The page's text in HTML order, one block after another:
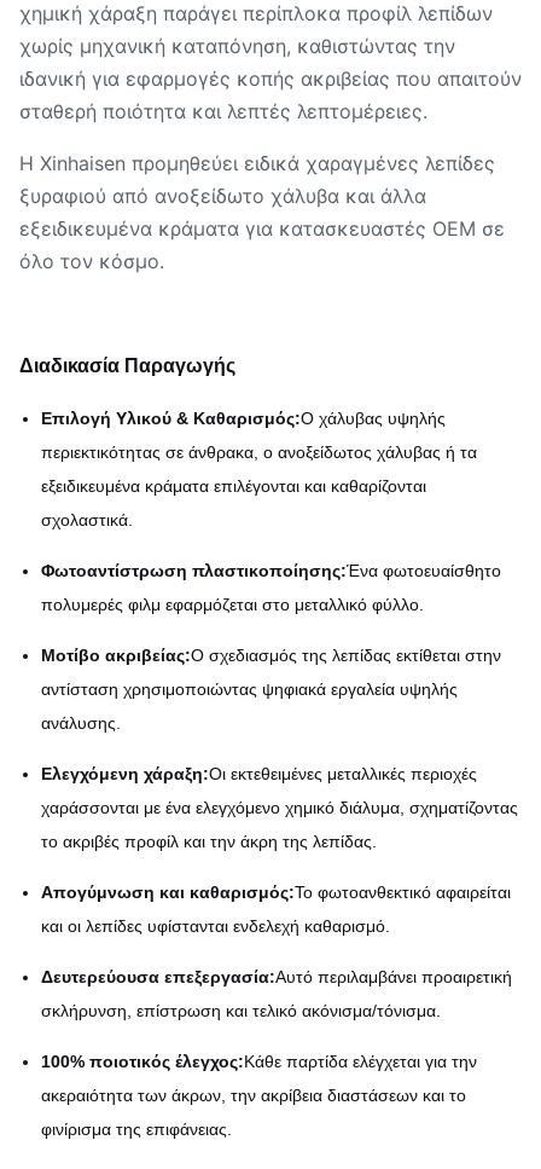
χημική χάραξη παράγει περίπλοκα προφίλ λεπίδων
χωρίς μηχανική καταπόνηση, καθιστώντας την
ιδανική για εφαρμογές κοπής ακριβείας που απαιτούν
σταθερή ποιότητα και λεπτές λεπτομέρειες.
Η Xinhaisen προμηθεύει ειδικά χαραγμένες λεπίδες
ξυραφιού από ανοξείδωτο χάλυβα και άλλα
εξειδικευμένα κράματα για κατασκευαστές OEM σε
όλο τον κόσμο.
Διαδικασία Παραγωγής
Επιλογή Υλικού & Καθαρισμός:Ο χάλυβας υψηλής
περιεκτικότητας σε άνθρακα, ο ανοξείδωτος χάλυβας ή τα
εξειδικευμένα κράματα επιλέγονται και καθαρίζονται
σχολαστικά.
Φωτοαντίστρωση πλαστικοποίησης:Ένα φωτοευαίσθητο
πολυμερές φιλμ εφαρμόζεται στο μεταλλικό φύλλο.
Μοτίβο ακριβείας:Ο σχεδιασμός της λεπίδας εκτίθεται στην
αντίσταση χρησιμοποιώντας ψηφιακά εργαλεία υψηλής
ανάλυσης.
Ελεγχόμενη χάραξη:Οι εκτεθειμένες μεταλλικές περιοχές
χαράσσονται με ένα ελεγχόμενο χημικό διάλυμα, σχηματίζοντας
το ακριβές προφίλ και την άκρη της λεπίδας.
Απογύμνωση και καθαρισμός:Το φωτοανθεκτικό αφαιρείται
και οι λεπίδες υφίστανται ενδελεχή καθαρισμό.
Δευτερεύουσα επεξεργασία:Αυτό περιλαμβάνει προαιρετική
σκλήρυνση, επίστρωση και τελικό ακόνισμα/τόνισμα.
100% ποιοτικός έλεγχος:Κάθε παρτίδα ελέγχεται για την
ακεραιότητα των άκρων, την ακρίβεια διαστάσεων και το
φινίρισμα της επιφάνειας.